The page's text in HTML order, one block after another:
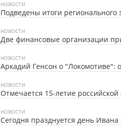
НОВОСТИ
Подведены итоги
НОВОСТИ
Две финансовые организации
НОВОСТИ
Аркадий Генсон о "Локомотиве":
НОВОСТИ
Отмечается 15-летие
НОВОСТИ
Сегодня празднуется день